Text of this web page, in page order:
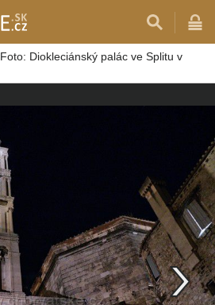
Foto: Diokleciánský palác ve Splitu v